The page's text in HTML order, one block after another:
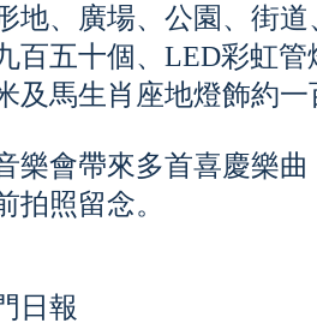
地、廣場、公園、街
百五十個、LED彩虹
及馬生肖座地燈飾約
樂會帶來多首喜慶樂
拍照留念。
日報